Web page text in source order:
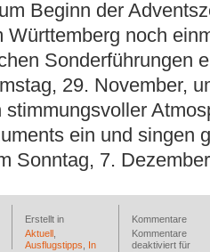
Beginn der
Württemberg noch
Sonderführungen
29. November,
ein und singen
Sonntag, 7.
Erstellt in
Aktuell
Ausflugstipps
In
Kommentare
Kommentare
deaktiviert für